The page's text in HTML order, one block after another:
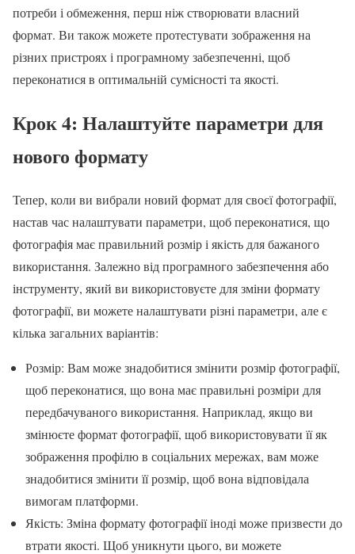
потреби і обмеження, перш ніж створювати власний
формат. Ви також можете протестувати зображення на
різних пристроях і програмному забезпеченні, щоб
переконатися в оптимальній сумісності та якості.
Крок 4: Налаштуйте параметри для
нового формату
Тепер, коли ви вибрали новий формат для своєї фотографії,
настав час налаштувати параметри, щоб переконатися, що
фотографія має правильний розмір і якість для бажаного
використання. Залежно від програмного забезпечення або
інструменту, який ви використовуєте для зміни формату
фотографії, ви можете налаштувати різні параметри, але є
кілька загальних варіантів:
Розмір: Вам може знадобитися змінити розмір фотографії,
щоб переконатися, що вона має правильні розміри для
передбачуваного використання. Наприклад, якщо ви
змінюєте формат фотографії, щоб використовувати її як
зображення профілю в соціальних мережах, вам може
знадобитися змінити її розмір, щоб вона відповідала
вимогам платформи.
Якість: Зміна формату фотографії іноді може призвести до
втрати якості. Щоб уникнути цього, ви можете